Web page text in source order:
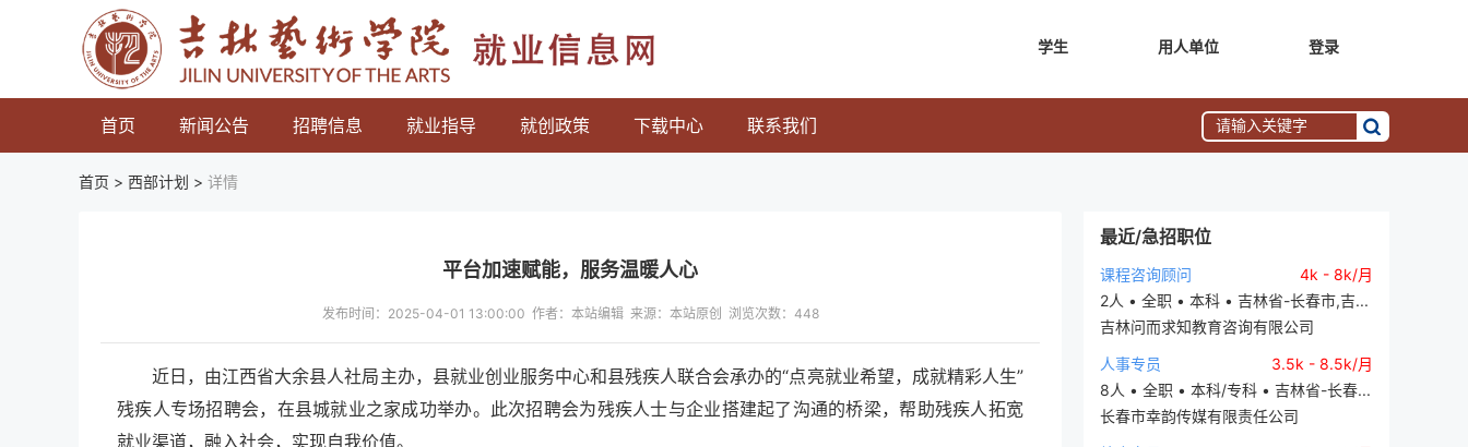
学生 用人单位 登录
首页 新闻公告 招聘信息 就业指导 就创政策 下载中心 联系我们
首页 > 西部计划 > 详情
最近/急招职位
课程咨询顾问
4k - 8k/月
2人 • 全职 • 本科 • 吉林省-长春市,吉...
吉林问而求知教育咨询有限公司
人事专员
3.5k - 8.5k/月
8人 • 全职 • 本科/专科 • 吉林省-长春...
长春市幸韵传媒有限责任公司
平台加速赋能，服务温暖人心
发布时间：2025-04-01 13:00:00 作者：本站编辑 来源：本站原创 浏览次数： 448
近日，由江西省大余县人社局主办，县就业创业服务中心和县残疾人联合会承办的“点亮就业希望，成就精彩人生”
残疾人专场招聘会，在县城就业之家成功举办。此次招聘会为残疾人士与企业搭建起了沟通的桥梁，帮助残疾人拓宽
就业渠道，融入社会，实现自我价值。